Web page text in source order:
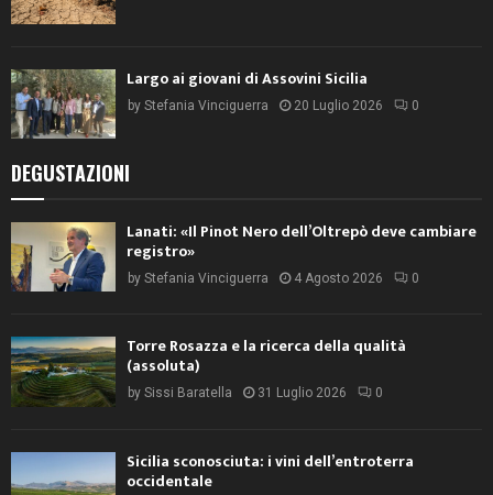
Largo ai giovani di Assovini Sicilia
by Stefania Vinciguerra 20 Luglio 2026 0
DEGUSTAZIONI
Lanati: «Il Pinot Nero dell’Oltrepò deve cambiare
registro»
by Stefania Vinciguerra 4 Agosto 2026 0
Torre Rosazza e la ricerca della qualità
(assoluta)
by Sissi Baratella 31 Luglio 2026 0
Sicilia sconosciuta: i vini dell’entroterra
occidentale